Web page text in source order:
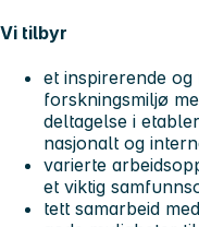
Vi tilbyr
et inspirerende
forskningsmiljø
deltagelse i
nasjonalt og
varierte
et viktig
tett samarbeid